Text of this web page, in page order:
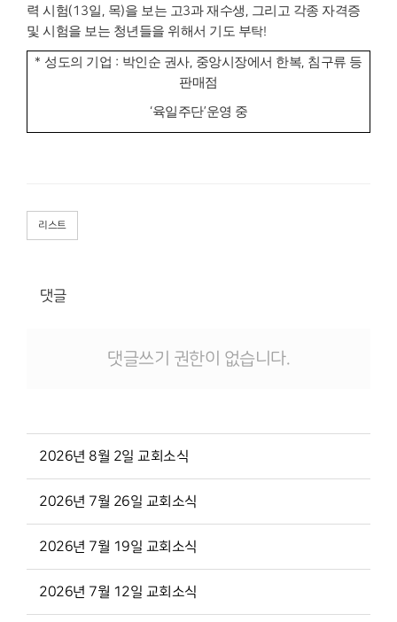
력 시험(13일, 목)을 보는 고3과 재수생, 그리고 각종 자격증
및 시험을 보는 청년들을 위해서 기도 부탁!
* 성도의 기업 : 박인순 권사, 중앙시장에서 한복, 침구류 등
판매점
‘육일주단’운영 중
리스트
댓글
댓글쓰기 권한이 없습니다.
2026년 8월 2일 교회소식
2026년 7월 26일 교회소식
2026년 7월 19일 교회소식
2026년 7월 12일 교회소식